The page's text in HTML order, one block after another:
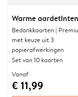
Warme aardetinten
Bedankkaarten |
met keuze uit 3
papierafwerkingen
Set van 10 kaarten
Vanaf
€ 11,99